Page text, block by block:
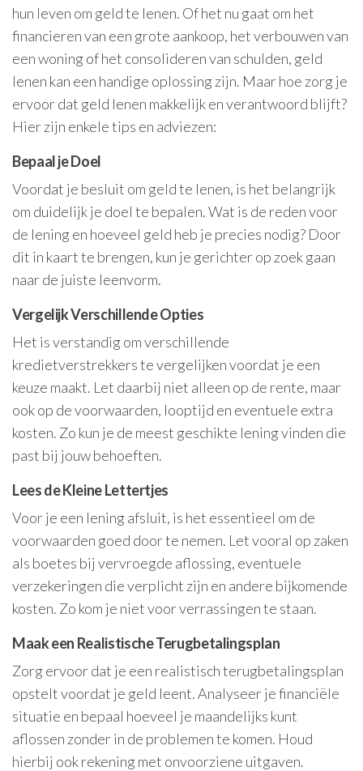
hun leven om geld te lenen. Of het nu gaat om het
financieren van een grote aankoop, het verbouwen van
een woning of het consolideren van schulden, geld
lenen kan een handige oplossing zijn. Maar hoe zorg je
ervoor dat geld lenen makkelijk en verantwoord blijft?
Hier zijn enkele tips en adviezen:
Bepaal je Doel
Voordat je besluit om geld te lenen, is het belangrijk
om duidelijk je doel te bepalen. Wat is de reden voor
de lening en hoeveel geld heb je precies nodig? Door
dit in kaart te brengen, kun je gerichter op zoek gaan
naar de juiste leenvorm.
Vergelijk Verschillende Opties
Het is verstandig om verschillende
kredietverstrekkers te vergelijken voordat je een
keuze maakt. Let daarbij niet alleen op de rente, maar
ook op de voorwaarden, looptijd en eventuele extra
kosten. Zo kun je de meest geschikte lening vinden die
past bij jouw behoeften.
Lees de Kleine Lettertjes
Voor je een lening afsluit, is het essentieel om de
voorwaarden goed door te nemen. Let vooral op zaken
als boetes bij vervroegde aflossing, eventuele
verzekeringen die verplicht zijn en andere bijkomende
kosten. Zo kom je niet voor verrassingen te staan.
Maak een Realistische Terugbetalingsplan
Zorg ervoor dat je een realistisch terugbetalingsplan
opstelt voordat je geld leent. Analyseer je financiële
situatie en bepaal hoeveel je maandelijks kunt
aflossen zonder in de problemen te komen. Houd
hierbij ook rekening met onvoorziene uitgaven.